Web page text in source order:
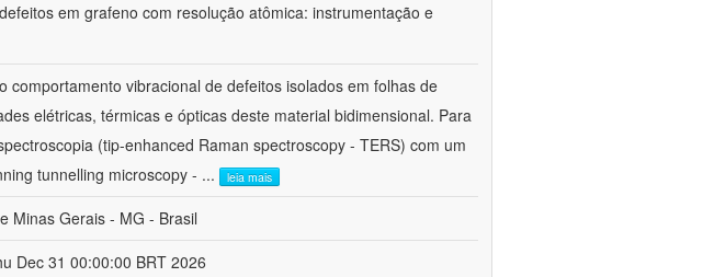
em grafeno com resolução atômica: instrumentação e
comportamento vibracional de defeitos isolados em folhas de
elétricas, térmicas e ópticas deste material bidimensional. Para
(tip-enhanced Raman spectroscopy - TERS) com um
tunnelling microscopy - ... leia mais
Minas Gerais - MG - Brasil
Dec 31 00:00:00 BRT 2026